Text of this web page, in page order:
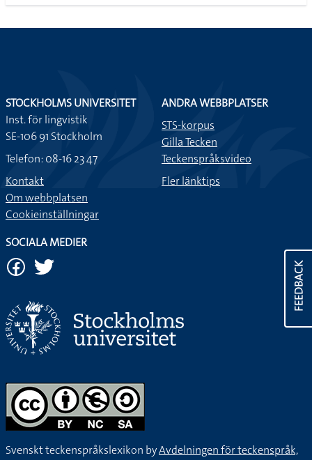
FEEDBACK
STOCKHOLMS UNIVERSITET
Inst. för lingvistik
SE-106 91 Stockholm
Telefon: 08-16 23 47
Kontakt
Om webbplatsen
Cookieinställningar
ANDRA WEBBPLATSER
STS-korpus
Gilla Tecken
Teckenspråksvideo
Fler länktips
SOCIALA MEDIER
Svenskt teckenspråkslexikon byAvdelningen för teckenspråk,